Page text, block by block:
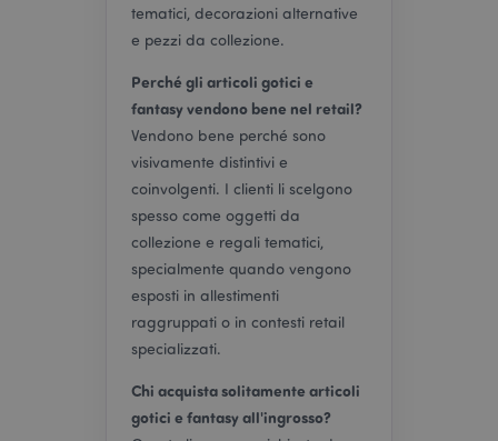
tematici, decorazioni alternative
e pezzi da collezione.
Perché gli articoli gotici e
fantasy vendono bene nel retail?
Vendono bene perché sono
visivamente distintivi e
coinvolgenti. I clienti li scelgono
spesso come oggetti da
collezione e regali tematici,
specialmente quando vengono
esposti in allestimenti
raggruppati o in contesti retail
specializzati.
Chi acquista solitamente articoli
gotici e fantasy all'ingrosso?
recently_viewed_product
www.puckator.it
mage-cache-sessid
l"Informativa sulla privacy di Google